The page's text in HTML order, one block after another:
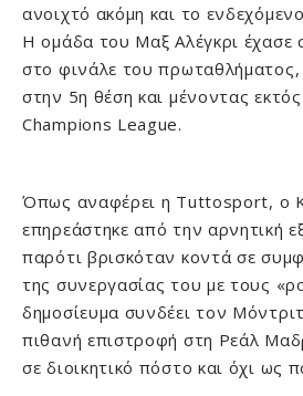
ανοιχτό ακόμη και το
Η ομάδα του Μαξ Αλέγκρι έχασε
στο φινάλε του πρωταθλήματος,
στην 5η θέση και μένοντας
Champions League.
Όπως αναφέρει η Tuttosport, ο
επηρεάστηκε από την αρνητική
παρότι βρισκόταν κοντά σε
της συνεργασίας του με τους
δημοσίευμα συνδέει τον
πιθανή επιστροφή στη Ρεάλ
σε διοικητικό πόστο και όχι ως